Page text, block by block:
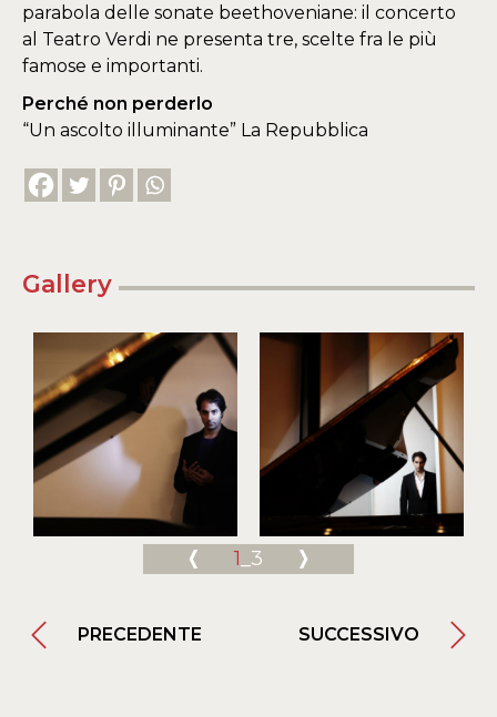
parabola delle sonate beethoveniane: il concerto
al Teatro Verdi ne presenta tre, scelte fra le più
famose e importanti.
Perché non perderlo
“Un ascolto illuminante” La Repubblica
Gallery
1 _3
PRECEDENTE SUCCESSIVO